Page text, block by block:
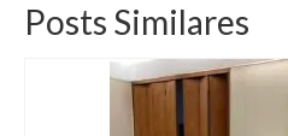
Posts Similares